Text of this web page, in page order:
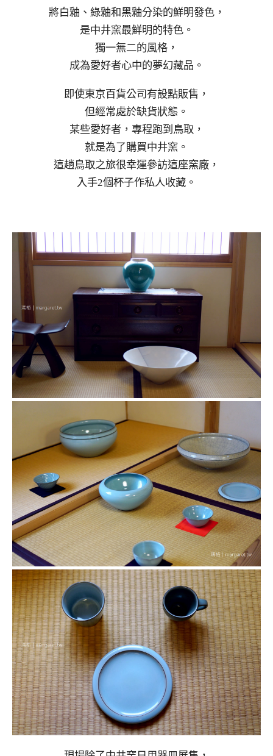
將白釉、綠釉和黑釉分染的鮮明發色，
是中井窯最鮮明的特色。
獨一無二的風格，
成為愛好者心中的夢幻藏品。
即使東京百貨公司有設點販售，
但經常處於缺貨狀態。
某些愛好者，專程跑到鳥取，
就是為了購買中井窯。
這趟鳥取之旅很幸運參訪這座窯廠，
入手2個杯子作私人收藏。